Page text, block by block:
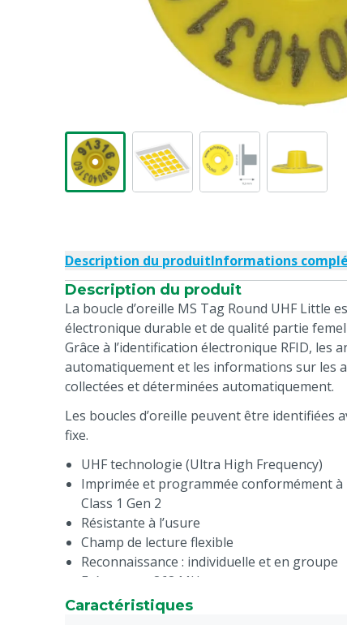
Description du produitInformations
Description du produit
La boucle d’oreille MS Tag Round UHF Little
électronique durable et de qualité partie
Grâce à l’identification électronique RFID, les
automatiquement et les informations sur les
collectées et déterminées automatiquement.
Les boucles d’oreille peuvent être identifiées
fixe.
UHF technologie (Ultra High Frequency)
Imprimée et programmée conformément à
Class 1 Gen 2
Résistante à l’usure
Champ de lecture flexible
Reconnaissance : individuelle et en groupe
Fréquence : 868 MHz
Caractéristiques